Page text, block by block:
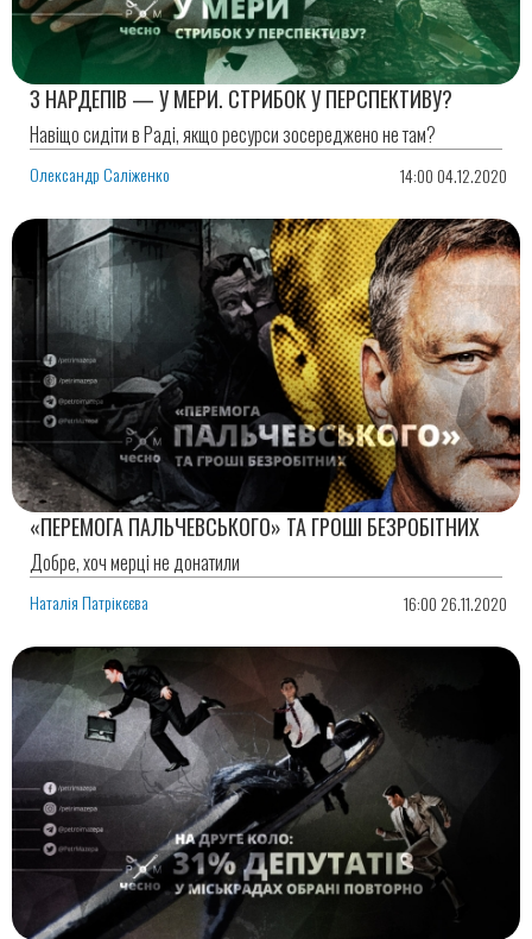
З НАРДЕПІВ — У МЕРИ. СТРИБОК У ПЕРСПЕКТИВУ?
Навіщо сидіти в Раді, якщо ресурси зосереджено не там?
Олександр Саліженко 14:00 04.12.2020
«ПЕРЕМОГА ПАЛЬЧЕВСЬКОГО» ТА ГРОШІ БЕЗРОБІТНИХ
Добре, хоч мерці не донатили
Наталія Патрікєєва 16:00 26.11.2020